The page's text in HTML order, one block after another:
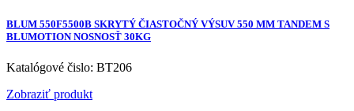
BLUM 550F5500B SKRYTÝ ČIASTOČNÝ VÝSUV 550 MM TANDEM S
BLUMOTION NOSNOSŤ 30KG
Katalógové čislo: BT206
Zobraziť produkt